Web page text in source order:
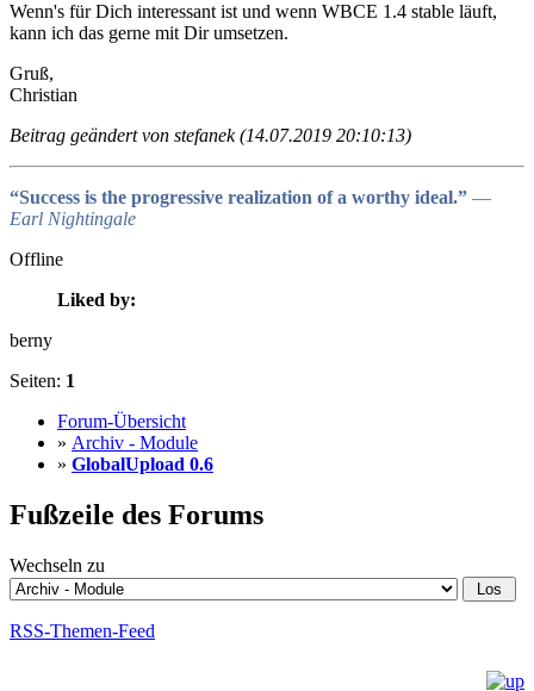
Wenn's für Dich interessant ist und wenn WBCE 1.4 stable läuft,
kann ich das gerne mit Dir umsetzen.
Gruß,
Christian
Beitrag geändert von stefanek (14.07.2019 20:10:13)
“Success is the progressive realization of a worthy ideal.” ―
Earl Nightingale
Offline
Liked by:
berny
Seiten: 1
Forum-Übersicht
» Archiv - Module
» GlobalUpload 0.6
Fußzeile des Forums
Wechseln zu
RSS-Themen-Feed